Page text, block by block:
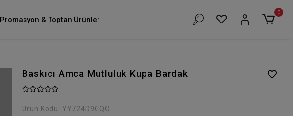
Promasyon & Toptan Ürünler
0
Baskıcı Amca Mutluluk Kupa Bardak
Ürün Kodu: YY724D9CQO